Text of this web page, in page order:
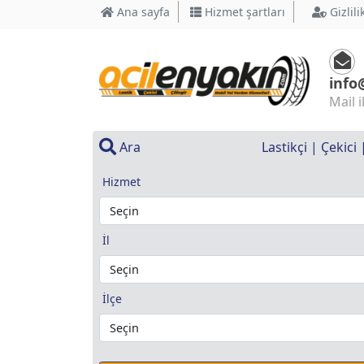
Ana sayfa Hizmet şartları
Mail
Ara Lastikçi | Çekici
Hizmet
İl
İlçe